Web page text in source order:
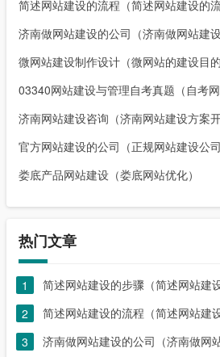
简述网站建设的流程（简述网站建设的流
济南做网站建设的公司（济南做网站建
微网站建设制作设计（微网站的建设目的
03340网站建设与管理自考真题（自考网
济南网站建设咨询（济南网站建设方案开
官方网站建设的公司（正规网站建设公司
娄底产品网站建设（娄底网站优化）
热门文章
1
简述网站建设的步骤（简述网站建
2
简述网站建设的流程（简述网站建
3
济南做网站建设的公司（济南做网